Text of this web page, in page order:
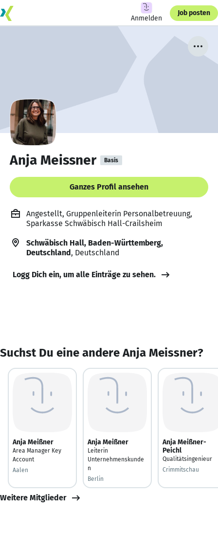
Anmelden
Job posten
Anja Meissner Basis
Ganzes Profil ansehen
Angestellt, Gruppenleiterin Personalbetreuung,
Sparkasse Schwäbisch Hall-Crailsheim
Schwäbisch Hall, Baden-Württemberg,
Deutschland, Deutschland
Logg Dich ein, um alle Einträge zu sehen.
Suchst Du eine andere Anja Meissner?
Anja Meißner
Area Manager Key
Account
Aalen
Anja Meißner
Leiterin
Unternehmenskunde
n
Berlin
Anja Meißner-
Peichl
Qualitätsingenieur
Crimmitschau
Weitere Mitglieder